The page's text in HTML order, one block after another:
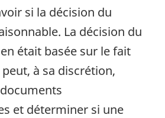
si la décision du
La décision du
était basée sur le fait
à sa discrétion,
et déterminer si une